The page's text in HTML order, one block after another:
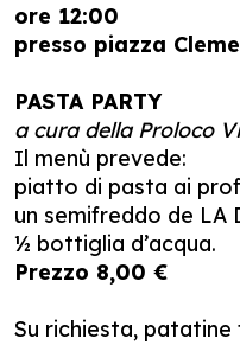
ore 12:00
presso piazza
PASTA PARTY
a cura della Proloco
Il menù prevede:
piatto di pasta ai
un semifreddo de LA
½ bottiglia d’acqua.
Prezzo 8,00 €
Su richiesta,